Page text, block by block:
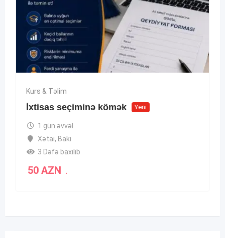
Kurs & Təlim
İxtisas seçiminə kömək Yeni
1 gün əvvəl
Xətai, Bakı
3 Dəfə baxılıb
50 AZN .